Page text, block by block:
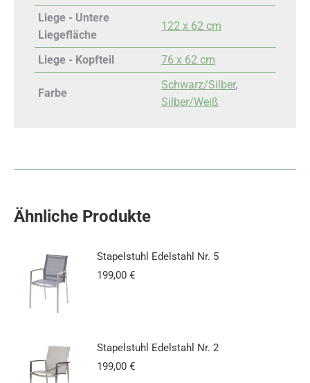
Liege - Untere
Liegefläche
122 x 62 cm
Liege - Kopfteil 76 x 62 cm
Farbe
Schwarz/Silber,
Silber/Weiß
Ähnliche Produkte
Stapelstuhl Edelstahl Nr. 5
199,00 €
Stapelstuhl Edelstahl Nr. 2
199,00 €